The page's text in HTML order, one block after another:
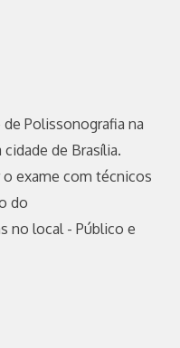
Polissonografia na
de Brasília.
o exame com técnicos
do
no local - Público e